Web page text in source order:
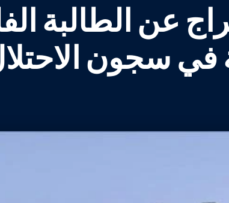
عن الطالبة
في سجون